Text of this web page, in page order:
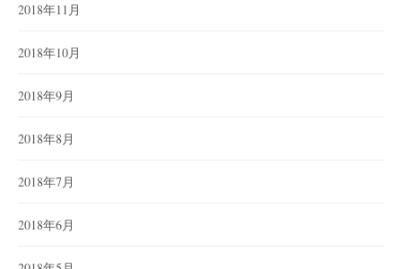
2018年11月
2018年10月
2018年9月
2018年8月
2018年7月
2018年6月